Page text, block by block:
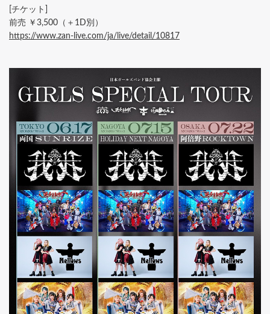
[チケット]
前売 ￥3,500（＋1D別）
https://www.zan-live.com/ja/live/detail/10817